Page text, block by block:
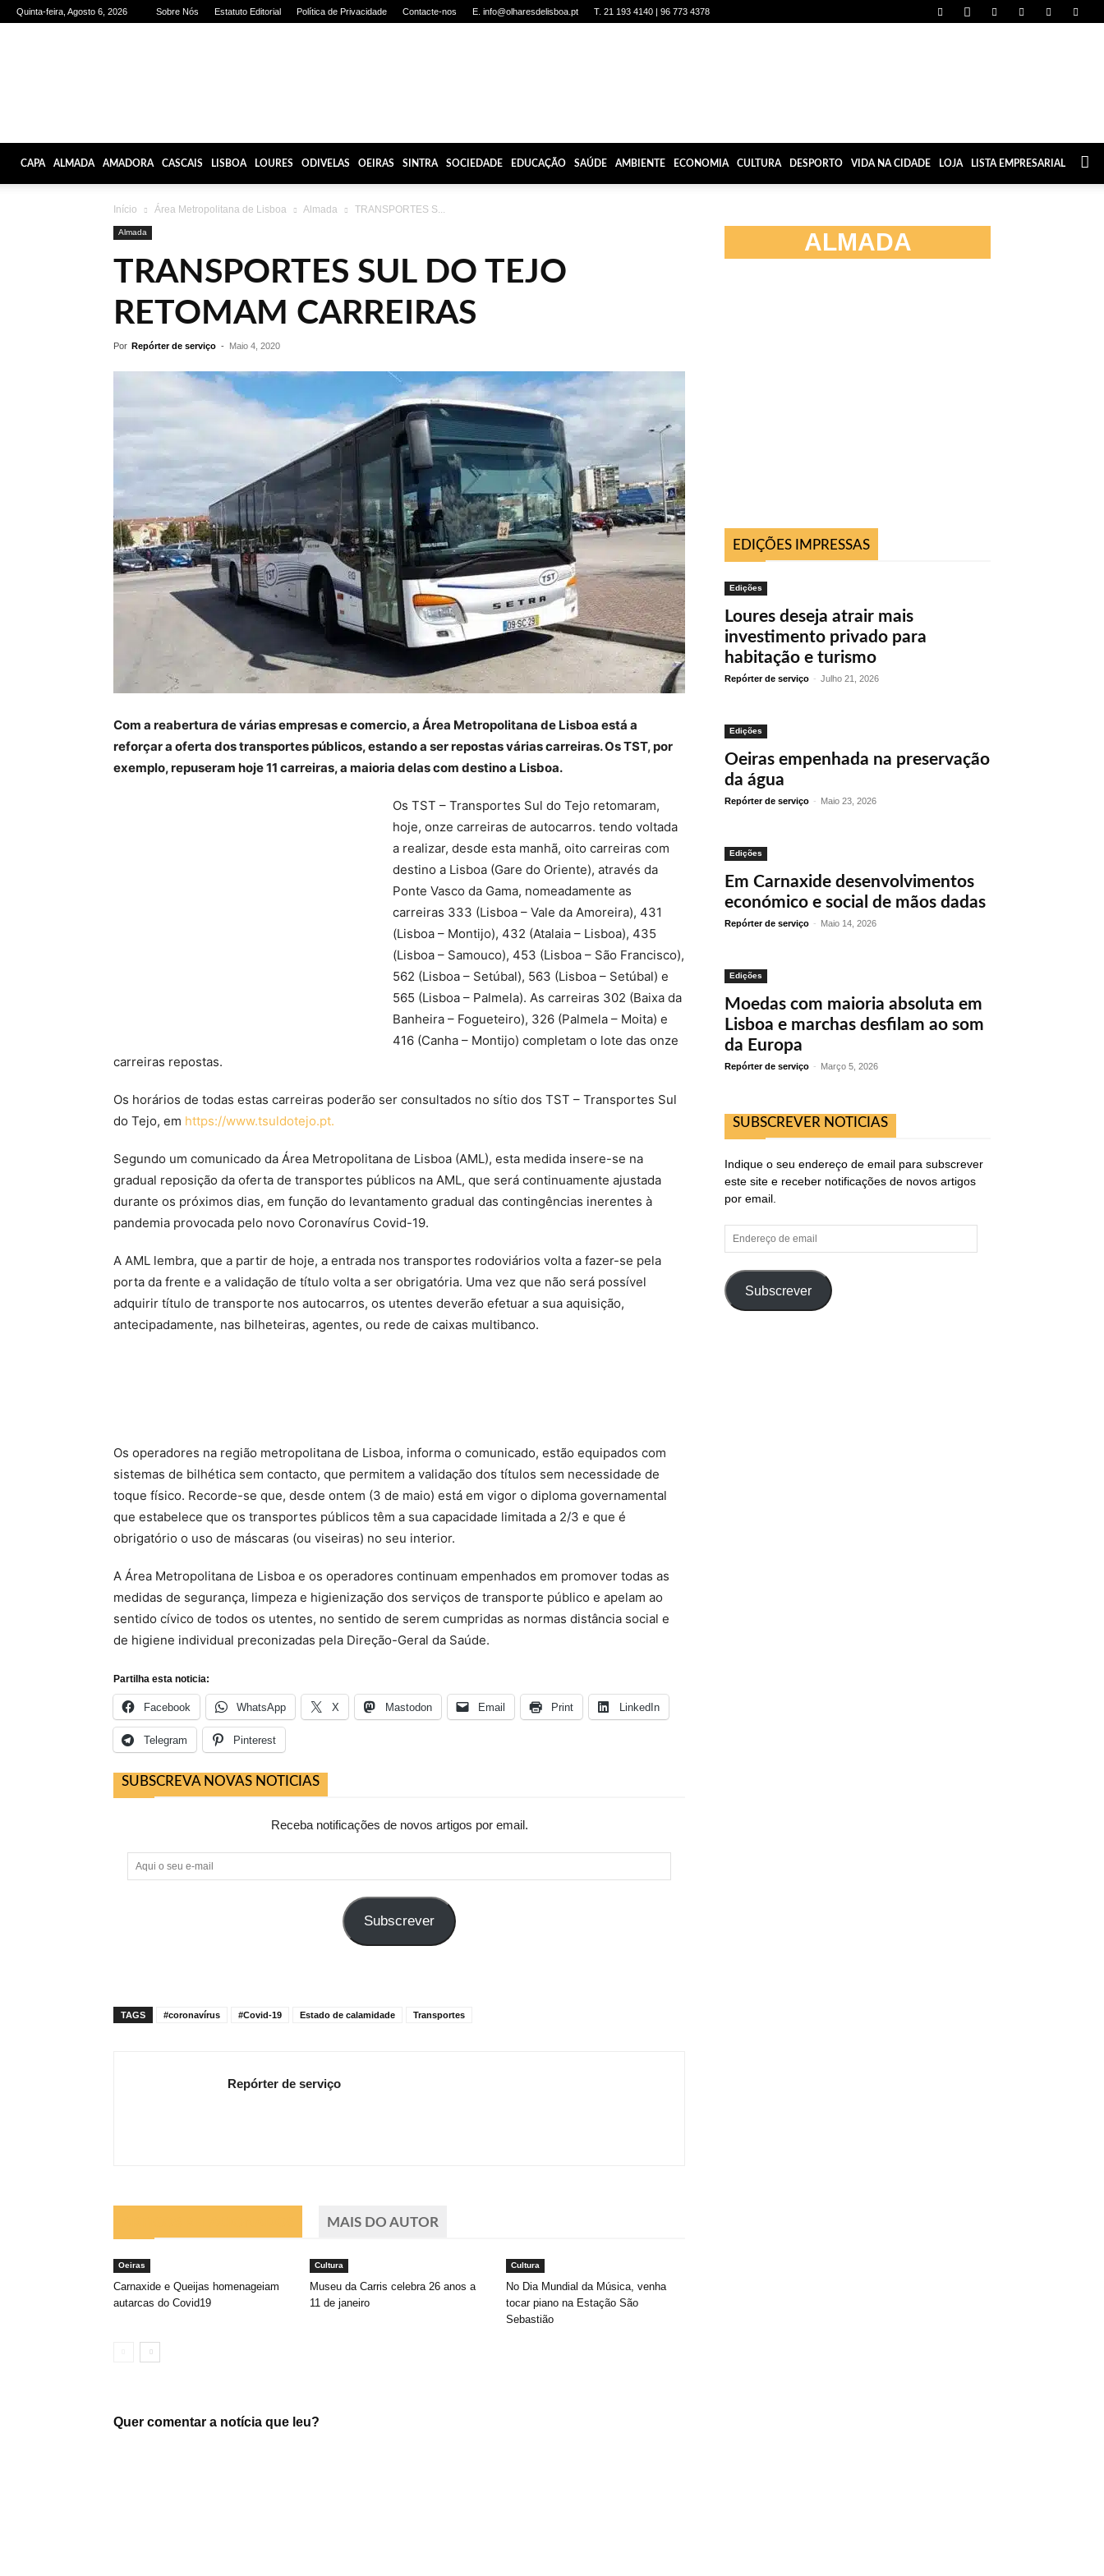
Quinta-feira, Agosto 6, 2026 Sobre Nós Estatuto Editorial Política de Privacidade Contacte-nos E. info@olharesdelisboa.pt T. 21 193 4140 | 96 773 4378
CAPA ALMADA AMADORA CASCAIS LISBOA LOURES ODIVELAS OEIRAS SINTRA SOCIEDADE EDUCAÇÃO SAÚDE AMBIENTE ECONOMIA CULTURA DESPORTO VIDA NA CIDADE LOJA LISTA EMPRESARIAL
Início Área Metropolitana de Lisboa Almada TRANSPORTES S...
Almada
TRANSPORTES SUL DO TEJO
RETOMAM CARREIRAS
Por Repórter de serviço - Maio 4, 2020
Com a reabertura de várias empresas e comercio, a Área Metropolitana de Lisboa está a
reforçar a oferta dos transportes públicos, estando a ser repostas várias carreiras. Os TST, por
exemplo, repuseram hoje 11 carreiras, a maioria delas com destino a Lisboa.
Os TST – Transportes Sul do Tejo retomaram,
hoje, onze carreiras de autocarros. tendo voltada
a realizar, desde esta manhã, oito carreiras com
destino a Lisboa (Gare do Oriente), através da
Ponte Vasco da Gama, nomeadamente as
carreiras 333 (Lisboa – Vale da Amoreira), 431
(Lisboa – Montijo), 432 (Atalaia – Lisboa), 435
(Lisboa – Samouco), 453 (Lisboa – São Francisco),
562 (Lisboa – Setúbal), 563 (Lisboa – Setúbal) e
565 (Lisboa – Palmela). As carreiras 302 (Baixa da
Banheira – Fogueteiro), 326 (Palmela – Moita) e
416 (Canha – Montijo) completam o lote das onze
carreiras repostas.
Os horários de todas estas carreiras poderão ser consultados no sítio dos TST – Transportes Sul
do Tejo, em https://www.tsuldotejo.pt.
Segundo um comunicado da Área Metropolitana de Lisboa (AML), esta medida insere-se na
gradual reposição da oferta de transportes públicos na AML, que será continuamente ajustada
durante os próximos dias, em função do levantamento gradual das contingências inerentes à
pandemia provocada pelo novo Coronavírus Covid-19.
A AML lembra, que a partir de hoje, a entrada nos transportes rodoviários volta a fazer-se pela
porta da frente e a validação de título volta a ser obrigatória. Uma vez que não será possível
adquirir título de transporte nos autocarros, os utentes deverão efetuar a sua aquisição,
antecipadamente, nas bilheteiras, agentes, ou rede de caixas multibanco.
Os operadores na região metropolitana de Lisboa, informa o comunicado, estão equipados com
sistemas de bilhética sem contacto, que permitem a validação dos títulos sem necessidade de
toque físico. Recorde-se que, desde ontem (3 de maio) está em vigor o diploma governamental
que estabelece que os transportes públicos têm a sua capacidade limitada a 2/3 e que é
obrigatório o uso de máscaras (ou viseiras) no seu interior.
A Área Metropolitana de Lisboa e os operadores continuam empenhados em promover todas as
medidas de segurança, limpeza e higienização dos serviços de transporte público e apelam ao
sentido cívico de todos os utentes, no sentido de serem cumpridas as normas distância social e
de higiene individual preconizadas pela Direção-Geral da Saúde.
Partilha esta noticia:
Facebook WhatsApp X Mastodon Email Print LinkedIn
Telegram Pinterest
SUBSCREVA NOVAS NOTICIAS
Receba notificações de novos artigos por email.
Aqui
o
Subscrever
TAGS #coronavírus #Covid-19 Estado de calamidade Transportes
Repórter de serviço
MAIS DO AUTOR
Oeiras
Carnaxide e Queijas homenageiam
autarcas do Covid19
Cultura
Museu da Carris celebra 26 anos a
11 de janeiro
Cultura
No Dia Mundial da Música, venha
tocar piano na Estação São
Sebastião
Quer comentar a notícia que leu?
ALMADA
EDIÇÕES IMPRESSAS
Edições
Loures deseja atrair mais
investimento privado para
habitação e turismo
Repórter de serviço - Julho 21, 2026
Edições
Oeiras empenhada na preservação
da água
Repórter de serviço - Maio 23, 2026
Edições
Em Carnaxide desenvolvimentos
económico e social de mãos dadas
Repórter de serviço - Maio 14, 2026
Edições
Moedas com maioria absoluta em
Lisboa e marchas desfilam ao som
da Europa
Repórter de serviço - Março 5, 2026
SUBSCREVER NOTICIAS
Indique o seu endereço de email para subscrever
este site e receber notificações de novos artigos
por email.
Endereço
de
Subscrever